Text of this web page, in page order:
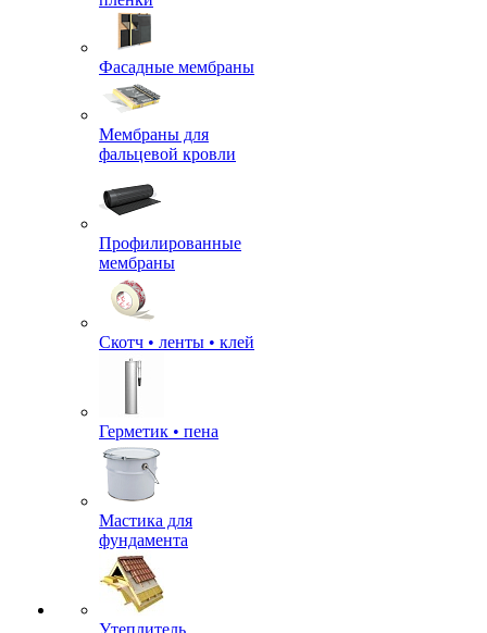
Фасадные мембраны
Мембраны для
фальцевой кровли
Профилированные
мембраны
Скотч • ленты • клей
Герметик • пена
Мастика для
фундамента
Утеплитель